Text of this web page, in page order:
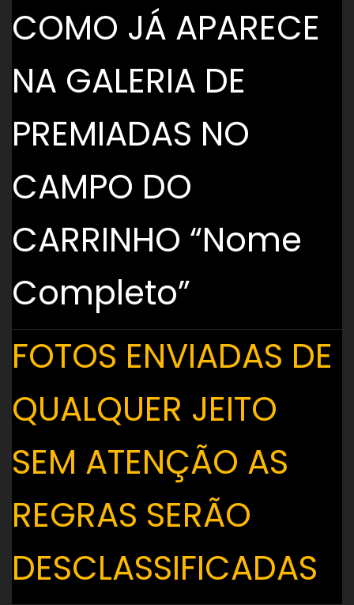
COMO JÁ APARECE
NA GALERIA DE
PREMIADAS NO
CAMPO DO
CARRINHO “Nome
Completo”
FOTOS ENVIADAS DE
QUALQUER JEITO
SEM ATENÇÃO AS
REGRAS SERÃO
DESCLASSIFICADAS